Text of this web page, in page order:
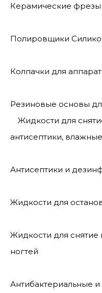
Керамические фрезы
Полировщики
Колпачки для
Резиновые основы
Жидкости для
антисептики,
Антисептики и
Жидкости для
Жидкости для снятие
ногтей
Антибактериальные